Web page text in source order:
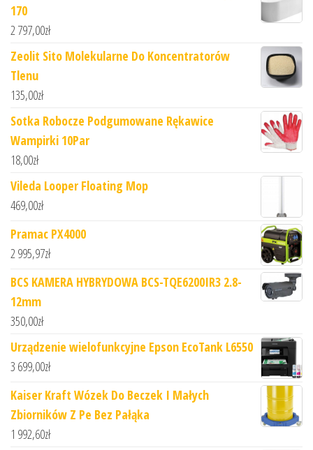
170
2 797,00zł
Zeolit Sito Molekularne Do Koncentratorów
Tlenu
135,00zł
Sotka Robocze Podgumowane Rękawice
Wampirki 10Par
18,00zł
Vileda Looper Floating Mop
469,00zł
Pramac PX4000
2 995,97zł
BCS KAMERA HYBRYDOWA BCS-TQE6200IR3 2.8-
12mm
350,00zł
Urządzenie wielofunkcyjne Epson EcoTank L6550
3 699,00zł
Kaiser Kraft Wózek Do Beczek I Małych
Zbiorników Z Pe Bez Pałąka
1 992,60zł